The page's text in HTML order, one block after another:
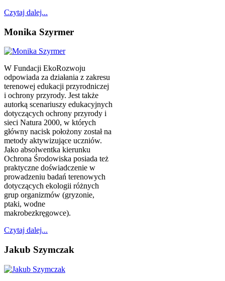
Czytaj dalej...
Monika Szyrmer
W Fundacji EkoRozwoju
odpowiada za działania z zakresu
terenowej edukacji przyrodniczej
i ochrony przyrody. Jest także
autorką scenariuszy edukacyjnych
dotyczących ochrony przyrody i
sieci Natura 2000, w których
główny nacisk położony został na
metody aktywizujące uczniów.
Jako absolwentka kierunku
Ochrona Środowiska posiada też
praktyczne doświadczenie w
prowadzeniu badań terenowych
dotyczących ekologii różnych
grup organizmów (gryzonie,
ptaki, wodne
makrobezkręgowce).
Czytaj dalej...
Jakub Szymczak